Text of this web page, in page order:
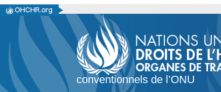
conventionnels de l’ONU